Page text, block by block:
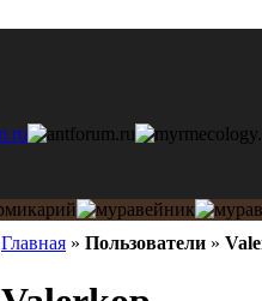
Главная » Пользователи »